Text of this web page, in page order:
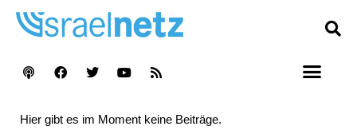
Hier gibt es im Moment keine Beiträge.